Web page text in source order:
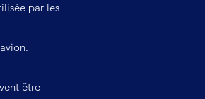
par les
être